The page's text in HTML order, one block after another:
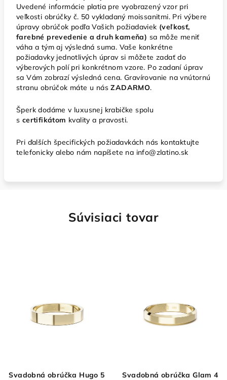
Uvedené informácie platia pre vyobrazený vzor pri
veľkosti obrúčky č. 50 vykladaný moissanitmi. Pri výbere
úpravy obrúčok podľa Vašich požiadaviek (veľkosť,
farebné prevedenie a druh kameňa) sa môže meniť
váha a tým aj výsledná suma. Vaše konkrétne
požiadavky jednotlivých úprav si môžete zadať do
výberových polí pri konkrétnom vzore. Po zadaní úprav
sa Vám zobrazí výsledná cena. Gravírovanie na vnútornú
stranu obrúčok máte u násZADARMO.
Šperk dodáme v luxusnej krabičke spolu
s certifikátom kvality a pravosti.
Pri ďalších špecifických požiadavkách nás kontaktujte
telefonicky alebo nám napíšete na info@zlatino.sk
Súvisiaci tovar
Svadobná obrúčka Hugo 5
Svadobná obrúčka Glam 4